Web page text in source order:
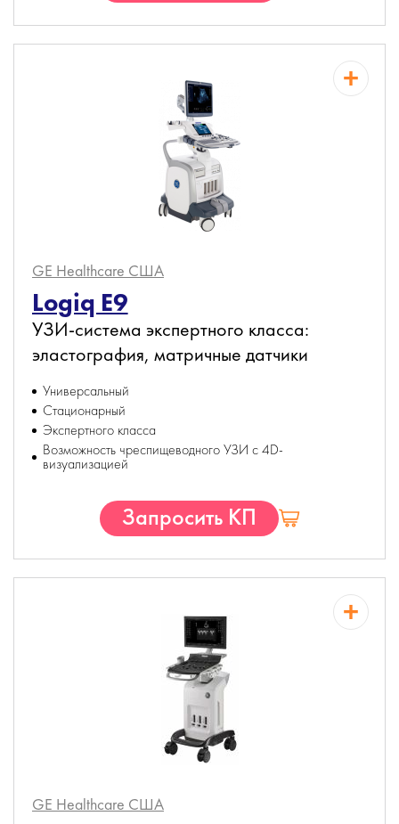
GE Healthcare США
Logiq E9
УЗИ-система экспертного класса:
эластография, матричные датчики
Универсальный
Стационарный
Экспертного класса
Возможность чреспищеводного УЗИ с 4D-
визуализацией
Запросить КП
GE Healthcare США